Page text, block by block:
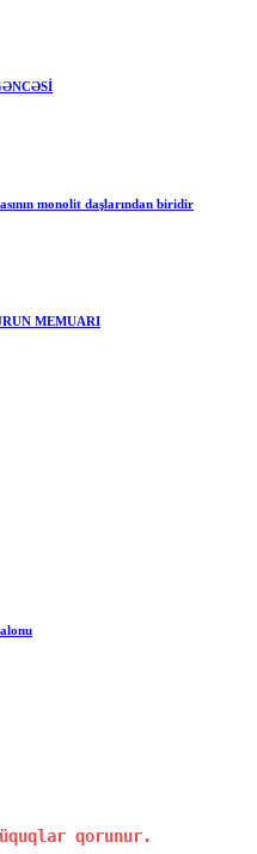
monolit daşlarından biridir
MEMUARI
qorunur.